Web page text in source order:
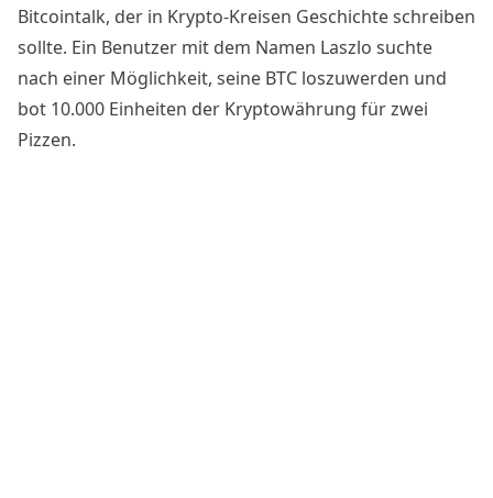
Bitcointalk, der in Krypto-Kreisen Geschichte schreiben
sollte. Ein Benutzer mit dem Namen Laszlo suchte
nach einer Möglichkeit, seine BTC loszuwerden und
bot 10.000 Einheiten der Kryptowährung für zwei
Pizzen.